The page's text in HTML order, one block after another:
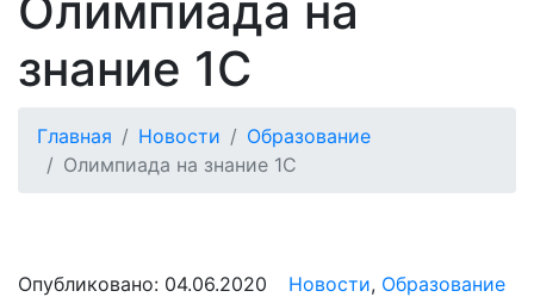
знание 1С
Главная Новости
Образование
Олимпиада на знание 1С
Опубликовано: 04.06.2020 Новости, Образование